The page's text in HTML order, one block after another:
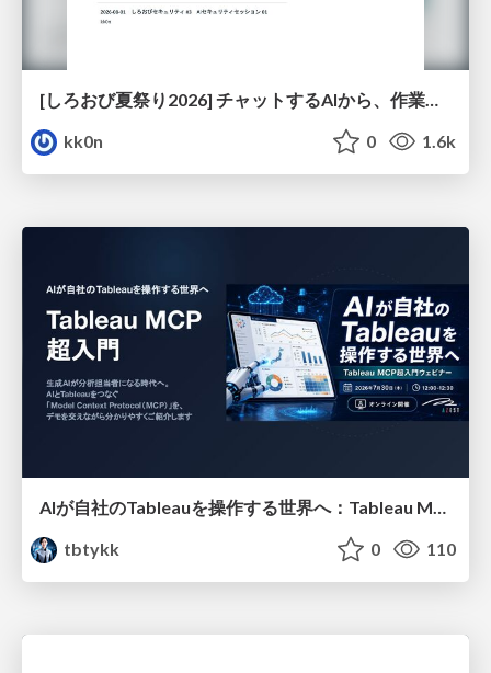
kk0n
0 1.6k
AIが自社のTableauを操作する世界へ：Tableau MCP超入門
tbtykk
0 110